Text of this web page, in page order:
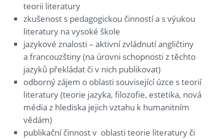
teorii literatury
zkušenost s pedagogickou činností a s výukou
literatury na vysoké škole
jazykové znalosti – aktivní zvládnutí angličtiny
a francouzštiny (na úrovni schopnosti z těchto
jazyků překládat či v nich publikovat)
odborný zájem o oblasti související úzce s teorií
literatury (teorie jazyka, filozofie, estetika, nová
média z hlediska jejich vztahu k humanitním
vědám)
publikační činnost v oblasti teorie literatury či